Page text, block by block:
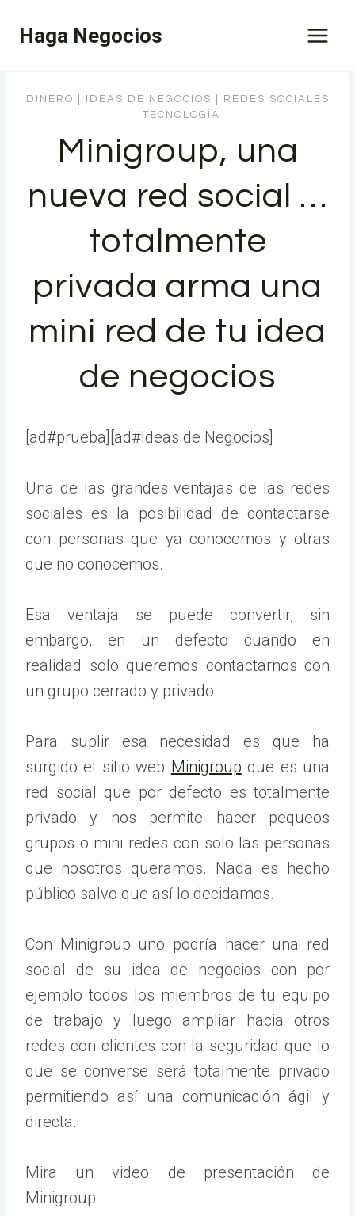
Haga Negocios
DINERO IDEAS DE NEGOCIOS
REDES SOCIALES
TECNOLOGÍA
Minigroup, una
nueva red social …
totalmente
privada arma una
mini red de tu idea
de negocios
[ad#prueba][ad#Ideas de Negocios]
Una de las grandes ventajas de las redes
sociales es la posibilidad de contactarse
con personas que ya conocemos y otras
que no conocemos.
Esa ventaja se puede convertir, sin
embargo, en un defecto cuando en
realidad solo queremos contactarnos con
un grupo cerrado y privado.
Para suplir esa necesidad es que ha
surgido el sitio web Minigroup que es una
red social que por defecto es totalmente
privado y nos permite hacer pequeos
grupos o mini redes con solo las personas
que nosotros queramos. Nada es hecho
público salvo que así lo decidamos.
Con Minigroup uno podría hacer una red
social de su idea de negocios con por
ejemplo todos los miembros de tu equipo
de trabajo y luego ampliar hacia otros
redes con clientes con la seguridad que lo
que se converse será totalmente privado
permitiendo así una comunicación ágil y
directa.
Mira un video de presentación de
Minigroup: